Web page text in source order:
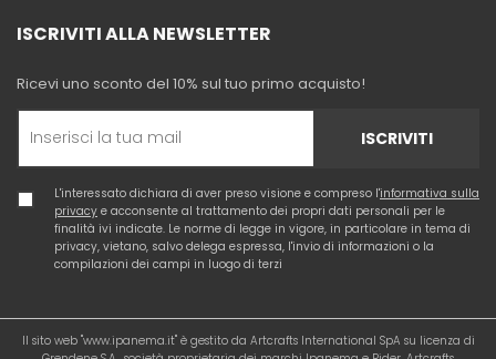
ISCRIVITI ALLA NEWSLETTER
Ricevi uno sconto del 10% sul tuo primo acquisto!
ISCRIVITI
L'interessato dichiara di aver preso visione e compreso l'informativa sulla
privacy e acconsente al trattamento dei propri dati personali per le
finalità ivi indicate. Le norme di legge in vigore, in particolare in tema di
privacy, vietano, salvo delega espressa, l'invio di informazioni o la
compilazioni dei campi in luogo di terzi
Il sito web "www.ipanema.it" è gestito da Artcrafts International SpA su licenza di